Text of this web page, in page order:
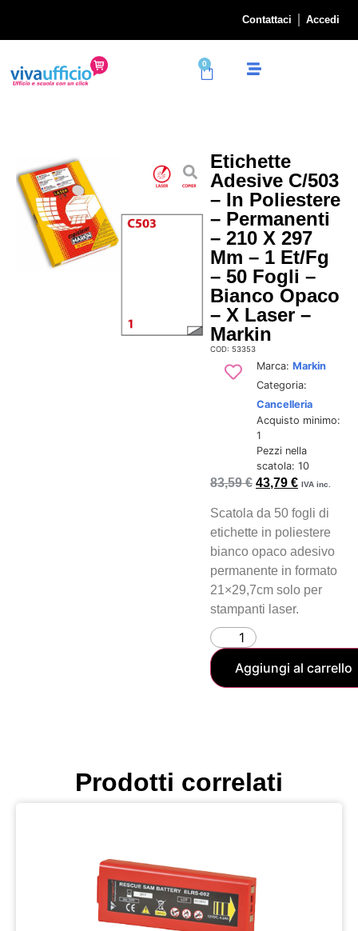
Contattaci Accedi
0
Etichette
Adesive C/503
– In Poliestere
– Permanenti
– 210 X 297
Mm – 1 Et/fg
– 50 Fogli –
Bianco Opaco
– X Laser –
Markin
COD: 53353
Marca: Markin
Categoria:
Cancelleria
Acquisto minimo:
1
Pezzi nella
scatola: 10
83,59€ 43,79€ IVA inc.
Scatola da 50 fogli di
etichette in poliestere
bianco opaco adesivo
permanente in formato
21×29,7cm solo per
stampanti laser.
Aggiungi al carrello
Prodotti correlati